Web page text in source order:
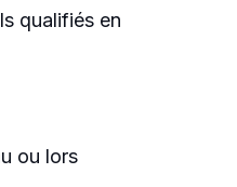
qualifiés en
ou lors